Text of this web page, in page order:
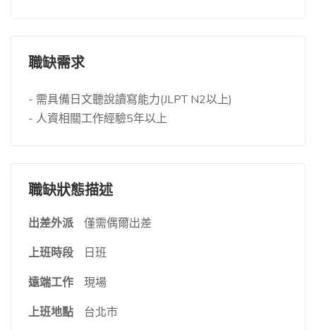
職缺需求
- 需具備日文聽說讀寫能力(JLPT N2以上)
- 人資相關工作經驗5年以上
職缺狀態描述
出差外派
僅需偶爾出差
上班時段
日班
遠端工作
現場
上班地點
台北市